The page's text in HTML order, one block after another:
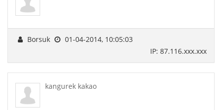
Borsuk
01-04-2014, 10:05:03
IP: 87.116.xxx.xxx
kangurek kakao